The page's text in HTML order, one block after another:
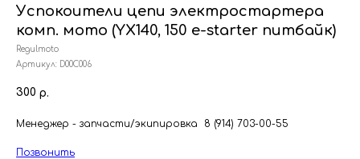
Успокоители цепи электростартера
комп. мото (YX140, 150 e-starter питбайк)
Regulmoto
Артикул:
D00C006
300 р.
Менеджер - запчасти/экипировка 8 (914) 703-00-55
Позвонить